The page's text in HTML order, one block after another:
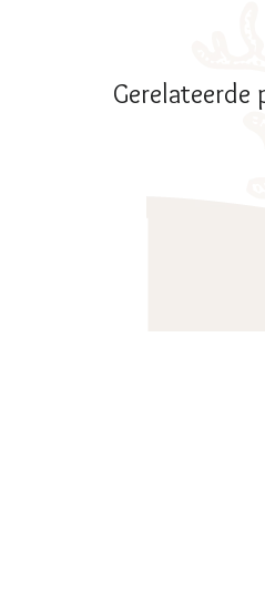
• Kleur/print:
Gerelateerde